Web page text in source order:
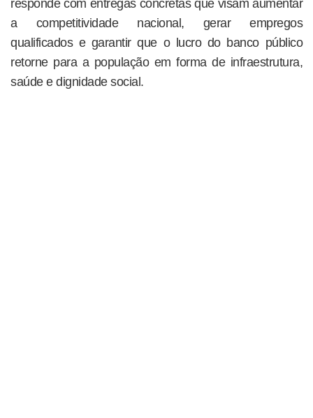
responde com entregas concretas que visam aumentar
a competitividade nacional, gerar empregos
qualificados e garantir que o lucro do banco público
retorne para a população em forma de infraestrutura,
saúde e dignidade social.